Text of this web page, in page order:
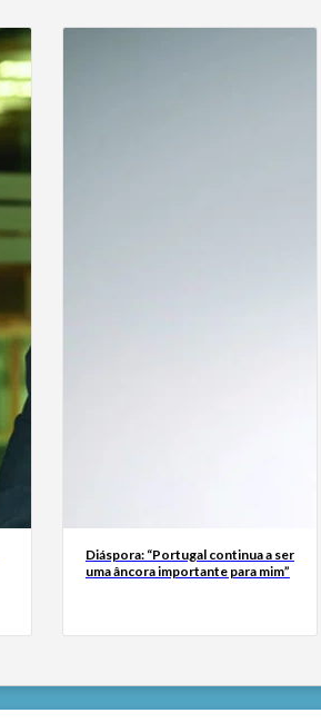
Diáspora: “Portugal continua a ser
uma âncora importante para mim”